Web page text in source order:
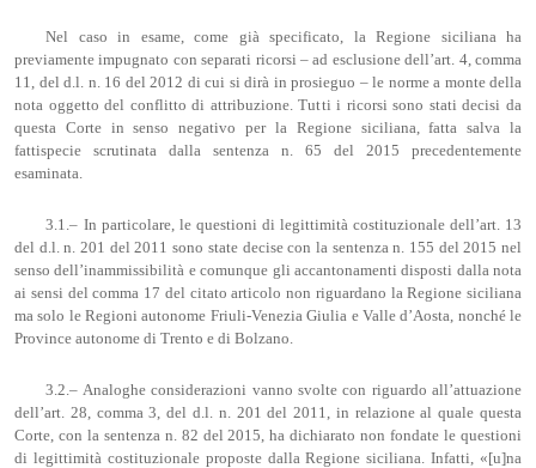
Nel caso in esame, come già specificato, la Regione siciliana ha
previamente impugnato con separati ricorsi – ad esclusione dell’art. 4, comma
11, del d.l. n. 16 del 2012 di cui si dirà in prosieguo – le norme a monte della
nota oggetto del conflitto di attribuzione. Tutti i ricorsi sono stati decisi da
questa Corte in senso negativo per la Regione siciliana, fatta salva la
fattispecie scrutinata dalla sentenza n. 65 del 2015 precedentemente
esaminata.
3.1.– In particolare, le questioni di legittimità costituzionale dell’art. 13
del d.l. n. 201 del 2011 sono state decise con la sentenza n. 155 del 2015 nel
senso dell’inammissibilità e comunque gli accantonamenti disposti dalla nota
ai sensi del comma 17 del citato articolo non riguardano la Regione siciliana
ma solo le Regioni autonome Friuli-Venezia Giulia e Valle d’Aosta, nonché le
Province autonome di Trento e di Bolzano.
3.2.– Analoghe considerazioni vanno svolte con riguardo all’attuazione
dell’art. 28, comma 3, del d.l. n. 201 del 2011, in relazione al quale questa
Corte, con la sentenza n. 82 del 2015, ha dichiarato non fondate le questioni
di legittimità costituzionale proposte dalla Regione siciliana. Infatti, «[u]na